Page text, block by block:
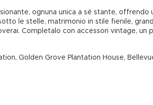
ognuna unica a sé stante, offrendo
le stelle, matrimonio in stile fienile,
Completalo con accessori vintage, un
Golden Grove Plantation House,